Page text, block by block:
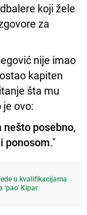
koji žele
za
nije imao
kapiten
šta mu
ovo:
posebno,
ponosom."
u kvalifikacijama
'pao' Kipar